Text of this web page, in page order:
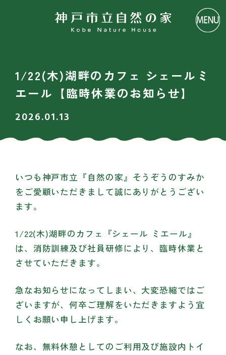
1/22(木)湖畔のカフェ シェールミ
エール【臨時休業のお知らせ】
2026.01.13
いつも神戸市立『自然の家』そうぞうのすみか
をご愛顧いただきまして誠にありがとうござい
ます。
1/22(木)湖畔のカフェ『シェール ミエール』
は、消防訓練及び社員研修により、臨時休業と
させていただきます。
急なお知らせになってしまい、大変恐縮ではご
ざいますが、何卒ご理解をいただきますよう宜
しくお願い申し上げます。
なお、無料休憩としてのご利用及び施設内トイ